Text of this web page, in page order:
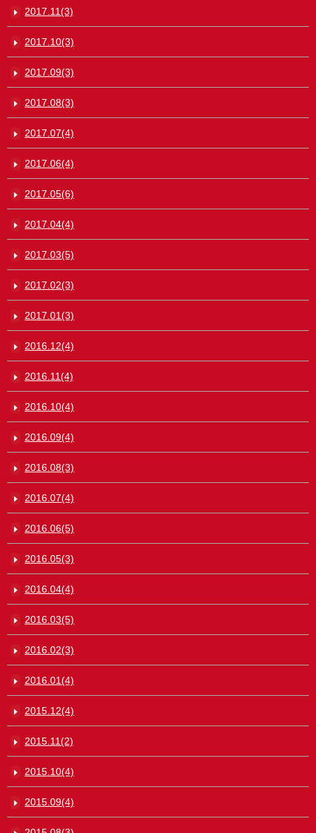
2017.11(3)
2017.10(3)
2017.09(3)
2017.08(3)
2017.07(4)
2017.06(4)
2017.05(6)
2017.04(4)
2017.03(5)
2017.02(3)
2017.01(3)
2016.12(4)
2016.11(4)
2016.10(4)
2016.09(4)
2016.08(3)
2016.07(4)
2016.06(5)
2016.05(3)
2016.04(4)
2016.03(5)
2016.02(3)
2016.01(4)
2015.12(4)
2015.11(2)
2015.10(4)
2015.09(4)